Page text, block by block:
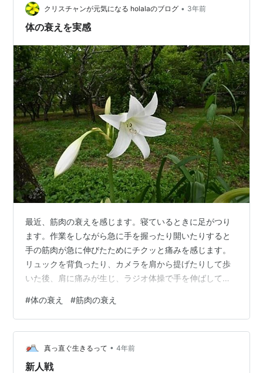
ました。 ぶっちゃけ普通に泳げると思ってました。 予想
以上に動けないんも…
クリスチャンが元気になる holalaのブログ • 3年前
体の衰えを実感
最近、筋肉の衰えを感じます。寝ているときに足がつり
ます。作業をしながら急に手を握ったり開いたりすると
手の筋肉が急に伸びたためにチクッと痛みを感じます。
リュックを背負ったり、カメラを肩から提げたりして歩
いた後、肩に痛みが生じ、ラジオ体操で手を伸ばして上
担がかかり痛みを覚えるようです。75歳を過ぎて衰えが
進んだように思います。 コリント一 4:1～2こういうわけ
ですから、人はわたしたちをキリストに仕える者、神の
秘められた計画をゆだねられた管理者と考えるべきで
す。この場合、管理者に要求されるのは忠実であること
#体の衰え #筋肉の衰え
真っ直ぐ生きるって • 4年前
新人戦